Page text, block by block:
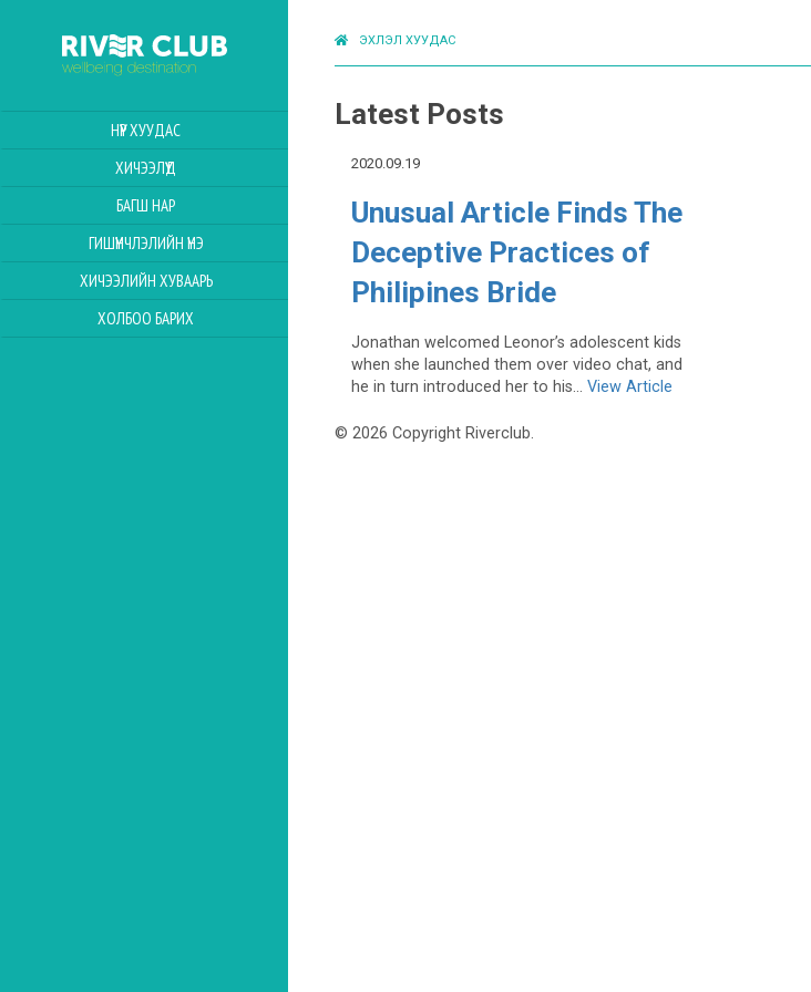
НҮҮР ХУУДАС
ХИЧЭЭЛҮҮД
БАГШ НАР
ГИШҮҮНЧЛЭЛИЙН ҮНЭ
ХИЧЭЭЛИЙН ХУВААРЬ
ХОЛБОО БАРИХ
ЭХЛЭЛ ХУУДАС
Latest Posts
2020.09.19
Unusual Article Finds The
Deceptive Practices of
Philipines Bride
Jonathan welcomed Leonor’s adolescent kids
when she launched them over video chat, and
he in turn introduced her to his... View Article
© 2026 Copyright Riverclub.